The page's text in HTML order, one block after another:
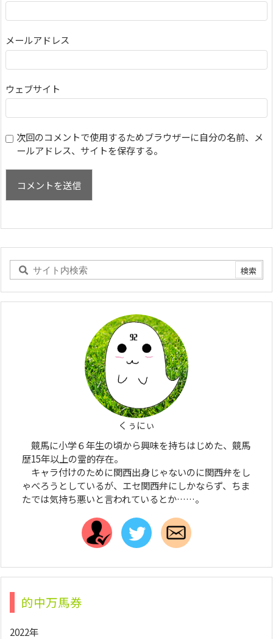
メールアドレス
ウェブサイト
次回のコメントで使用するためブラウザーに自分の名前、メ
ールアドレス、サイトを保存する。
くぅにぃ
競馬に小学６年生の頃から興味を持ちはじめた、競馬
歴15年以上の霊的存在。
キャラ付けのために関西出身じゃないのに関西弁をし
ゃべろうとしているが、エセ関西弁にしかならず、ちま
たでは気持ち悪いと言われているとか……。
的中万馬券
2022年